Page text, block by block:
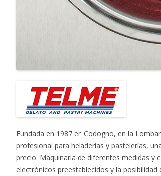
Fundada en 1987 en Codogno, en la
profesional para heladerías y pastelerías,
precio. Maquinaria de diferentes medidas y
electrónicos preestablecidos y la